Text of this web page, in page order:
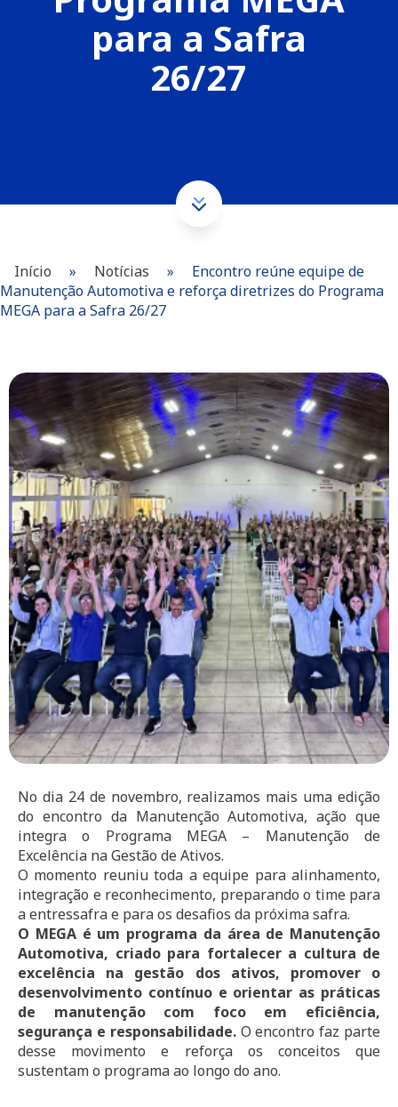
para a Safra
26/27
Início » Notícias »
Encontro reúne equipe de
Manutenção Automotiva e reforça diretrizes do Programa
MEGA para a Safra 26/27
No dia 24 de novembro, realizamos mais uma edição
do encontro da Manutenção Automotiva, ação que
integra o Programa MEGA – Manutenção de
Excelência na Gestão de Ativos.
O momento reuniu toda a equipe para alinhamento,
integração e reconhecimento, preparando o time para
a entressafra e para os desafios da próxima safra.
O MEGA é um programa da área de Manutenção
Automotiva, criado para fortalecer a cultura de
excelência na gestão dos ativos, promover o
desenvolvimento contínuo e orientar as práticas
de manutenção com foco em eficiência,
segurança e responsabilidade.O encontro faz parte
desse movimento e reforça os conceitos que
sustentam o programa ao longo do ano.